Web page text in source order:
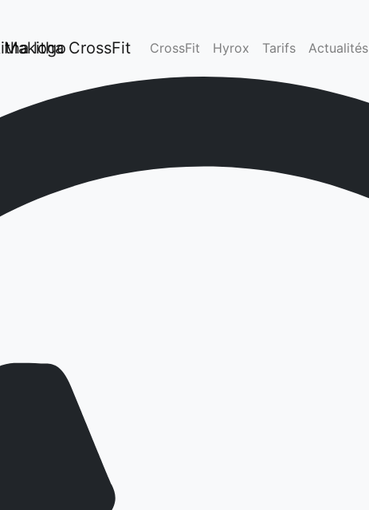
Makitha CrossFit CrossFit Hyrox Tarifs Actualités